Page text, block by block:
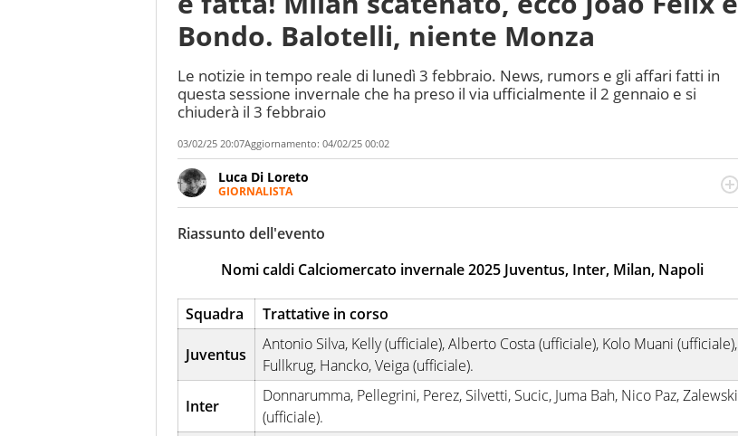
Bondo. Balotelli, niente Monza
Le notizie in tempo reale di lunedì 3 febbraio. News, rumors e gli affari fatti in
questa sessione invernale che ha preso il via ufficialmente il 2 gennaio e si
chiuderà il 3 febbraio
03/02/25 20:07Aggiornamento: 04/02/25 00:02
Luca Di Loreto
GIORNALISTA
Giornalista pubblicista, appassionato di sport ma calcio e tennis restano un capitolo
ineguagliabile. Ho capito che il calcio è una cosa seria quando ho pianto nel giorno in
cui Del Piero ha smesso di giocare. Ho scoperto che dopo Federer e Nadal il tennis ha
esultava a Sofia per la prima volta in carriera
Riassunto dell'evento
Nomi caldi Calciomercato invernale 2025 Juventus, Inter, Milan, Napoli
Squadra Trattative in corso
Juventus
Antonio Silva, Kelly (ufficiale), Alberto Costa (ufficiale), Kolo Muani (ufficiale),
Fullkrug, Hancko, Veiga (ufficiale).
Inter
Donnarumma, Pellegrini, Perez, Silvetti, Sucic, Juma Bah, Nico Paz, Zalewski
(ufficiale).